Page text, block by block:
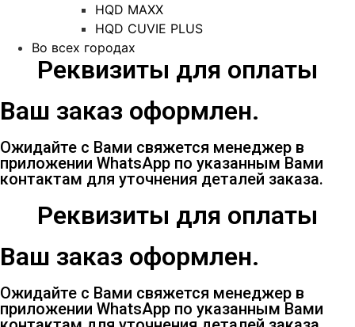
HQD MAXX
HQD CUVIE PLUS
Во всех городах
Реквизиты для оплаты
Ваш заказ оформлен.
Ожидайте с Вами свяжется менеджер в
приложении WhatsApp по указанным Вами
контактам для уточнения деталей заказа.
Реквизиты для оплаты
Ваш заказ оформлен.
Ожидайте с Вами свяжется менеджер в
приложении WhatsApp по указанным Вами